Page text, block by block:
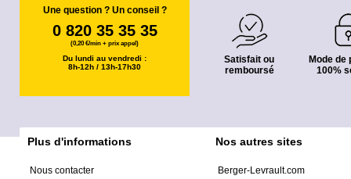
Une question ? Un conseil ?
0 820 35 35 35
(0,20 €/min + prix appel)
Du lundi au vendredi :
8h-12h / 13h-17h30
Satisfait ou
remboursé
Mode de
100%
Plus d'informations
Nous contacter
Nos autres sites
Berger-Levrault.com